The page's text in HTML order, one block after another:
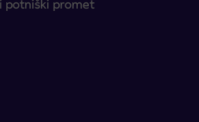
potniški promet